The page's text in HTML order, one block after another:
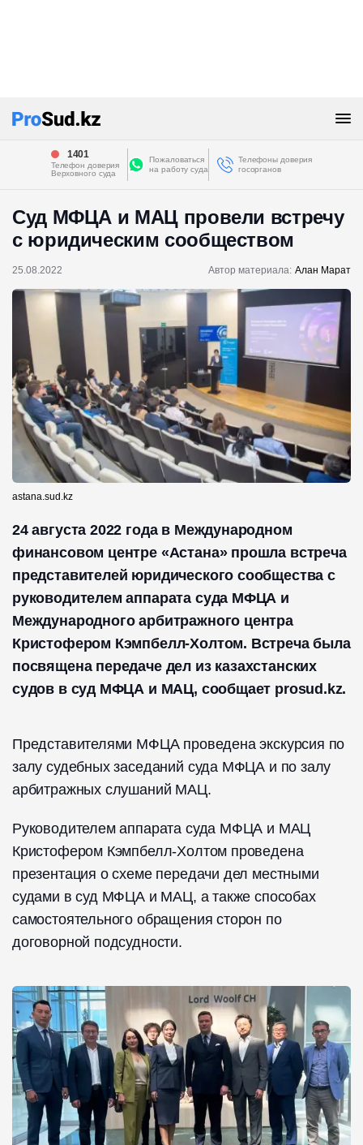
1401
Телефон доверия
Верховного суда
Пожаловаться
на работу суда
Телефоны доверия
госорганов
Суд МФЦА и МАЦ провели встречу
с юридическим сообществом
25.08.2022 Автор материала: Алан Марат
astana.sud.kz
24 августа 2022 года в Международном
финансовом центре «Астана» прошла встреча
представителей юридического сообщества с
руководителем аппарата суда МФЦА и
Международного арбитражного центра
Кристофером Кэмпбелл-Холтом. Встреча была
посвящена передаче дел из казахстанских
судов в суд МФЦА и МАЦ, сообщает prosud.kz.
Представителями МФЦА проведена экскурсия по
залу судебных заседаний суда МФЦА и по залу
арбитражных слушаний МАЦ.
Руководителем аппарата суда МФЦА и МАЦ
Кристофером Кэмпбелл-Холтом проведена
презентация о схеме передачи дел местными
судами в суд МФЦА и МАЦ, а также способах
самостоятельного обращения сторон по
договорной подсудности.